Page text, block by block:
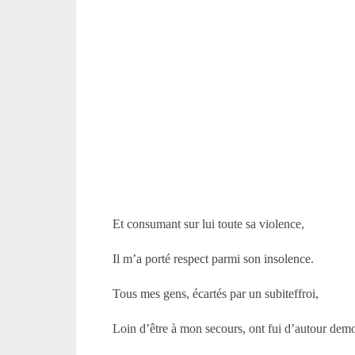
Et consumant sur lui toute sa violence,
Il m’a porté respect parmi son insolence.
Tous mes gens, écartés par un subiteffroi,
Loin d’être à mon secours, ont fui d’autour